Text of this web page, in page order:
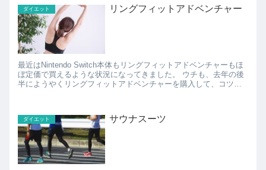
ダイエット リングフィットアドベンチャー
最近はNintendo Switch本体もリングフィットアドベンチャーもほ
ぼ定価で買えるような状況になってきました。 ウチも、去年の後
半にようやくリングフィットアドベンチャーを購入して、コツコ
ダイエット サウナスーツ